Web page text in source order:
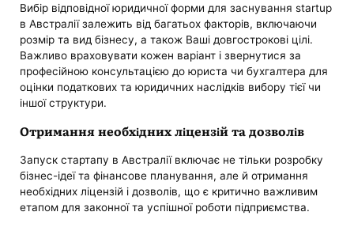
Вибір відповідної юридичної форми для заснування startup
в Австралії залежить від багатьох факторів, включаючи
розмір та вид бізнесу, а також Ваші довгострокові цілі.
Важливо враховувати кожен варіант і звернутися за
професійною консультацією до юриста чи бухгалтера для
оцінки податкових та юридичних наслідків вибору тієї чи
іншої структури.
Отримання необхідних ліцензій та дозволів
Запуск стартапу в Австралії включає не тільки розробку
бізнес-ідеї та фінансове планування, але й отримання
необхідних ліцензій і дозволів, що є критично важливим
етапом для законної та успішної роботи підприємства.